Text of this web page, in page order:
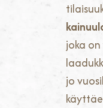
joka
jo